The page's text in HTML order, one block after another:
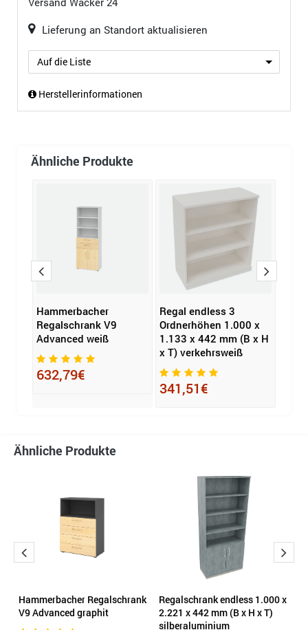
Lieferung an Standort aktualisieren
Auf die Liste
Herstellerinformationen
Ähnliche Produkte
Hammerbacher
Regalschrank V9
Advanced weiß
632,79€
Regal endless 3
Ordnerhöhen 1.000 x
1.133 x 442 mm (B x H
x T) verkehrsweiß
341,51€
Ähnliche Produkte
Hammerbacher Regalschrank
V9 Advanced graphit
Regalschrank endless 1.000 x
2.221 x 442 mm (B x H x T)
silberaluminium